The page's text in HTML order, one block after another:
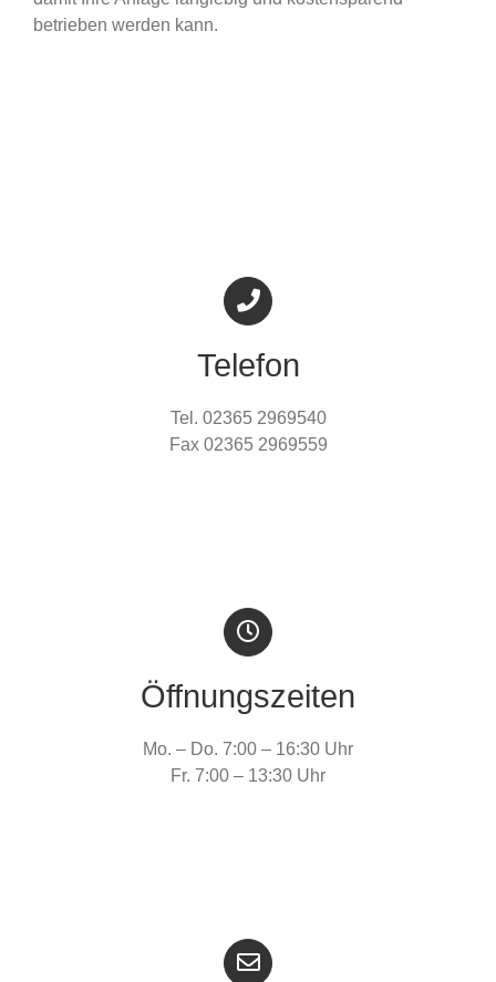
betrieben werden kann.
Telefon
Tel. 02365 2969540
Fax 02365 2969559
Öffnungszeiten
Mo. – Do. 7:00 – 16:30 Uhr
Fr. 7:00 – 13:30 Uhr